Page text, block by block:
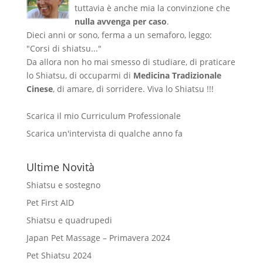
tuttavia è anche mia la convinzione che
nulla avvenga per caso.
Dieci anni or sono, ferma a un semaforo, leggo:
"Corsi di shiatsu..."
Da allora non ho mai smesso di studiare, di praticare
lo Shiatsu, di occuparmi di Medicina Tradizionale
Cinese, di amare, di sorridere. Viva lo Shiatsu !!!
Scarica il mio Curriculum Professionale
Scarica un'intervista di qualche anno fa
Ultime Novità
Shiatsu e sostegno
Pet First AID
Shiatsu e quadrupedi
Japan Pet Massage – Primavera 2024
Pet Shiatsu 2024